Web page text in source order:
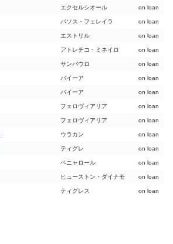
エクセルシオール on loan
パソス・フェレイラ on loan
エストリル on loan
アトレチコ・ミネイロ on loan
サンパウロ on loan
バイーア on loan
バイーア on loan
フェロヴィアリア on loan
フェロヴィアリア on loan
ウラカン on loan
ティグレ on loan
ペニャロール on loan
ヒューストン・ダイナモ on loan
ティグレス on loan